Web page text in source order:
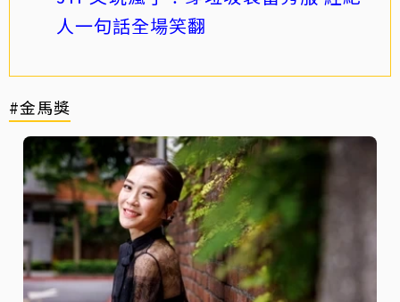
人一句話全場笑翻
#金馬獎